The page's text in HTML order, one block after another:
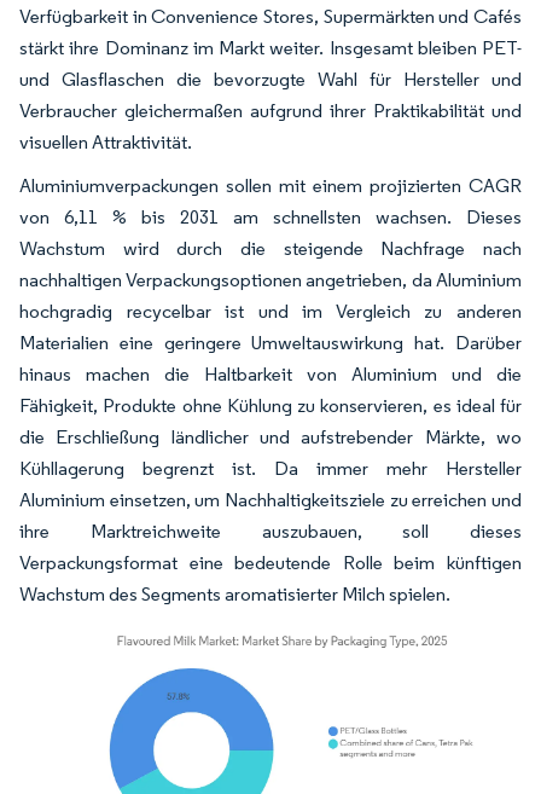
Verfügbarkeit in Convenience Stores, Supermärkten und Cafés
stärkt ihre Dominanz im Markt weiter. Insgesamt bleiben PET-
und Glasflaschen die bevorzugte Wahl für Hersteller und
Verbraucher gleichermaßen aufgrund ihrer Praktikabilität und
visuellen Attraktivität.
Aluminiumverpackungen sollen mit einem projizierten CAGR
von 6,11 % bis 2031 am schnellsten wachsen. Dieses
Wachstum wird durch die steigende Nachfrage nach
nachhaltigen Verpackungsoptionen angetrieben, da Aluminium
hochgradig recycelbar ist und im Vergleich zu anderen
Materialien eine geringere Umweltauswirkung hat. Darüber
hinaus machen die Haltbarkeit von Aluminium und die
Fähigkeit, Produkte ohne Kühlung zu konservieren, es ideal für
die Erschließung ländlicher und aufstrebender Märkte, wo
Kühllagerung begrenzt ist. Da immer mehr Hersteller
Aluminium einsetzen, um Nachhaltigkeitsziele zu erreichen und
ihre Marktreichweite auszubauen, soll dieses
Verpackungsformat eine bedeutende Rolle beim künftigen
Wachstum des Segments aromatisierter Milch spielen.